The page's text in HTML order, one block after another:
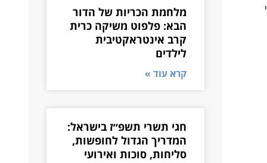
מלחמת הכריות של הדור
הבא: פלפוט משיקה כרית
קרב אינטראקטיבית
לילדים
קרא עוד »
חגי תשרי תשפ״ז בישראל:
המדריך הגדול לחופשות,
סליחות, סוכות ואירועי